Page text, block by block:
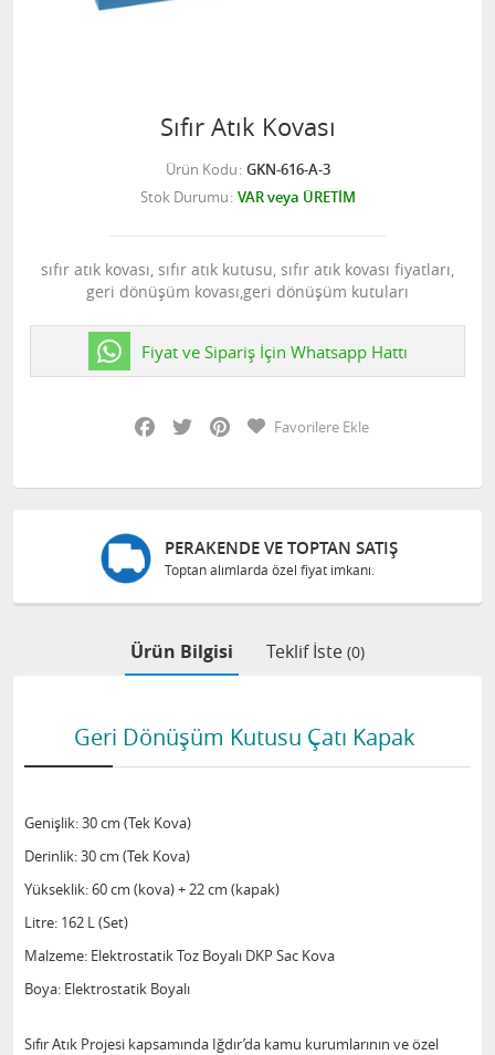
Sıfır Atık Kovası
Ürün Kodu GKN-616-A-3
Stok Durumu VAR veya ÜRETİM
sıfır atık kovası, sıfır atık kutusu, sıfır atık kovası fiyatları,
geri dönüşüm kovası,geri dönüşüm kutuları
Fiyat ve Sipariş İçin Whatsapp Hattı
Facebook
Twitter PinterestFavorilere Ekle
PERAKENDE VE TOPTAN SATIŞ
Toptan alımlarda özel fiyat imkanı.
Ürün Bilgisi Teklif İste (0)
Geri Dönüşüm Kutusu Çatı Kapak
Genişlik: 30 cm (Tek Kova)
Derinlik: 30 cm (Tek Kova)
Yükseklik: 60 cm (kova) + 22 cm (kapak)
Litre: 162 L (Set)
Malzeme: Elektrostatik Toz Boyalı DKP Sac Kova
Boya: Elektrostatik Boyalı
Sıfır Atık Projesi kapsamında Iğdır’da kamu kurumlarının ve özel